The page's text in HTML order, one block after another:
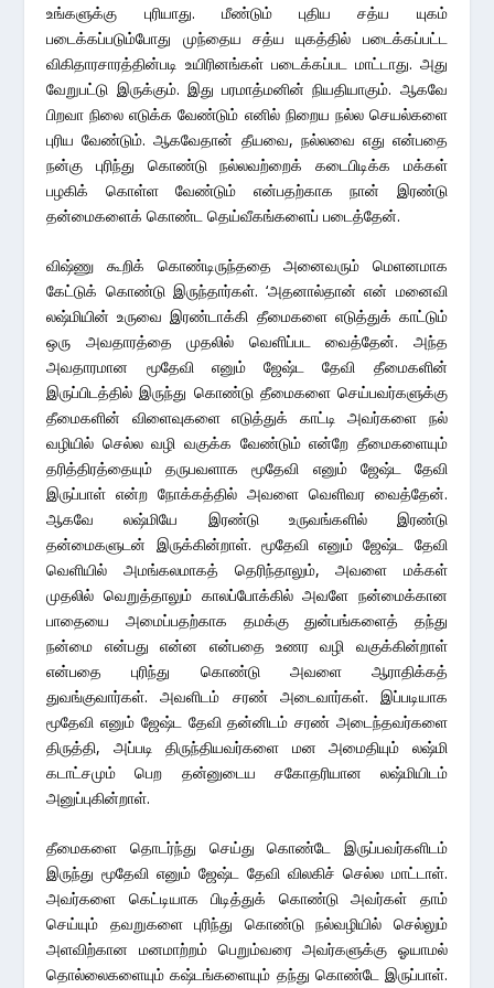
உங்களுக்கு புரியாது. மீண்டும் புதிய சத்ய யுகம்
படைக்கப்படும்போது முந்தைய சத்ய யுகத்தில் படைக்கப்பட்ட
விகிதாரசாரத்தின்படி உயிரினங்கள் படைக்கப்பட மாட்டாது. அது
வேறுபட்டு இருக்கும். இது பரமாத்மனின் நியதியாகும். ஆகவே
பிறவா நிலை எடுக்க வேண்டும் எனில் நிறைய நல்ல செயல்களை
புரிய வேண்டும். ஆகவேதான் தீயவை, நல்லவை எது என்பதை
நன்கு புரிந்து கொண்டு நல்லவற்றைக் கடைபிடிக்க மக்கள்
பழகிக் கொள்ள வேண்டும் என்பதற்காக நான் இரண்டு
தன்மைகளைக் கொண்ட தெய்வீகங்களைப் படைத்தேன்.
விஷ்ணு கூறிக் கொண்டிருந்ததை அனைவரும் மெளனமாக
கேட்டுக் கொண்டு இருந்தார்கள். ‘அதனால்தான் என் மனைவி
லஷ்மியின் உருவை இரண்டாக்கி தீமைகளை எடுத்துக் காட்டும்
ஒரு அவதாரத்தை முதலில் வெளிப்பட வைத்தேன். அந்த
அவதாரமான மூதேவி எனும் ஜேஷ்ட தேவி தீமைகளின்
இருப்பிடத்தில் இருந்து கொண்டு தீமைகளை செய்பவர்களுக்கு
தீமைகளின் விளைவுகளை எடுத்துக் காட்டி அவர்களை நல்
வழியில் செல்ல வழி வகுக்க வேண்டும் என்றே தீமைகளையும்
தரித்திரத்தையும் தருபவளாக மூதேவி எனும் ஜேஷ்ட தேவி
இருப்பாள் என்ற நோக்கத்தில் அவளை வெளிவர வைத்தேன்.
ஆகவே லஷ்மியே இரண்டு உருவங்களில் இரண்டு
தன்மைகளுடன் இருக்கின்றாள். மூதேவி எனும் ஜேஷ்ட தேவி
வெளியில் அமங்கலமாகத் தெரிந்தாலும், அவளை மக்கள்
முதலில் வெறுத்தாலும் காலப்போக்கில் அவளே நன்மைக்கான
பாதையை அமைப்பதற்காக தமக்கு துன்பங்களைத் தந்து
நன்மை என்பது என்ன என்பதை உணர வழி வகுக்கின்றாள்
என்பதை புரிந்து கொண்டு அவளை ஆராதிக்கத்
துவங்குவார்கள். அவளிடம் சரண் அடைவார்கள். இப்படியாக
மூதேவி எனும் ஜேஷ்ட தேவி தன்னிடம் சரண் அடைந்தவர்களை
திருத்தி, அப்படி திருந்தியவர்களை மன அமைதியும் லஷ்மி
கடாட்சமும் பெற தன்னுடைய சகோதரியான லஷ்மியிடம்
அனுப்புகின்றாள்.
தீமைகளை தொடர்ந்து செய்து கொண்டே இருப்பவர்களிடம்
இருந்து மூதேவி எனும் ஜேஷ்ட தேவி விலகிச் செல்ல மாட்டாள்.
அவர்களை கெட்டியாக பிடித்துக் கொண்டு அவர்கள் தாம்
செய்யும் தவறுகளை புரிந்து கொண்டு நல்வழியில் செல்லும்
அளவிற்கான மனமாற்றம் பெறும்வரை அவர்களுக்கு ஓயாமல்
தொல்லைகளையும் கஷ்டங்களையும் தந்து கொண்டே இருப்பாள்.